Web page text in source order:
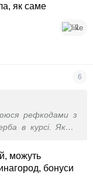
як саме
1
6
рефкодами з
в курсі. Якщо
щоб не було
можуть
бонуси